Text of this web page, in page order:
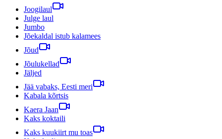
Joogilaul
Julge laul
Jumbo
Jõekaldal istub kalamees
Jõud
Jõulukellad
Jäljed
Jää vabaks, Eesti meri
Kabala kõrtsis
Kaera Jaan
Kaks koktaili
Kaks kuukiirt mu toas